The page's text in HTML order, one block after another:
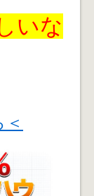
いな